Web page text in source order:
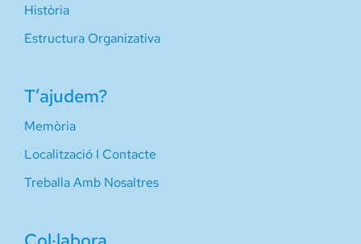
Història
Estructura Organizativa
T’ajudem?
Memòria
Localització I Contacte
Treballa Amb Nosaltres